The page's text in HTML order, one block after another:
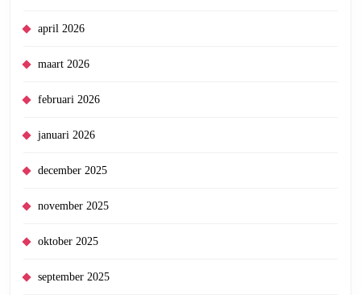
april 2026
maart 2026
februari 2026
januari 2026
december 2025
november 2025
oktober 2025
september 2025